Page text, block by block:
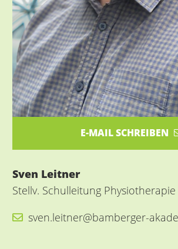
E-MAIL SCHREIBEN
Sven Leitner
Stellv. Schulleitung Physiotherapie
sven.leitner@bamberger-